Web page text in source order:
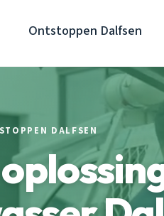
Ontstoppen Dalfsen
DALFSEN